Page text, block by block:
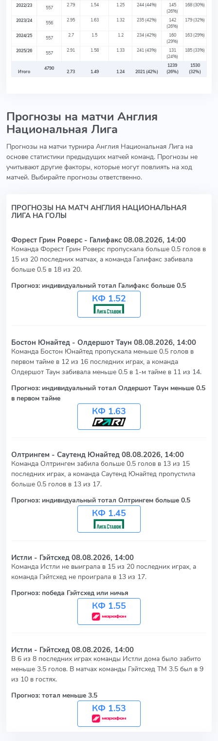
2022/23 557 2.79 1.54 1.25 244 (44%)
145
(26%)
168 (30%)
2023/24 556 2.95 1.63 1.32 235 (42%)
142
(26%)
179 (32%)
2024/25 557 2.7 1.5 1.2 234 (42%)
160
(29%)
163 (29%)
2025/26 557 2.91 1.58 1.33 241 (43%)
131
(24%)
185 (33%)
Итого
4790
2.73 1.49 1.24 2021 (42%)
1239
(26%)
1530
(32%)
Прогнозы на матчи Англия
Национальная Лига
Прогнозы на матчи турнира Англия Национальная Лига на
основе статистики предыдущих матчей команд. Прогнозы не
учитывают другие факторы, которые могут повлиять на ход
матчей. Выбирайте прогнозы ответственно.
ПРОГНОЗЫ НА МАТЧ АНГЛИЯ НАЦИОНАЛЬНАЯ
ЛИГА НА ГОЛЫ
Форест Грин Роверс - Галифакс 08.08.2026, 14:00
Команда Форест Грин Роверс пропускала больше 0.5 голов в
15 из 20 последних матчах, а команда Галифакс забивала
больше 0.5 в 18 из 20.
Прогноз: индивидуальный тотал Галифакс больше 0.5
КФ 1.52
Бостон Юнайтед - Олдершот Таун 08.08.2026, 14:00
Команда Бостон Юнайтед пропускала меньше 0.5 голов в
первом тайме в 12 из 16 последних играх, а команда
Олдершот Таун забивала меньше 0.5 в 1-м тайме в 11 из 14.
Прогноз: индивидуальный тотал Олдершот Таун меньше 0.5
в первом тайме
КФ 1.63
Олтрингем - Саутенд Юнайтед 08.08.2026, 14:00
Команда Олтрингем забила больше 0.5 голов в 13 из 15
последних играх, а команда Саутенд Юнайтед пропустила
больше 0.5 голов в 13 из 17.
Прогноз: индивидуальный тотал Олтрингем больше 0.5
КФ 1.45
Истли - Гэйтсхед 08.08.2026, 14:00
Команда Истли не выиграла в 15 из 20 последних играх, а
команда Гэйтсхед не проиграла в 13 из 17.
Прогноз: победа Гэйтсхед или ничья
КФ 1.55
Истли - Гэйтсхед 08.08.2026, 14:00
В 6 из 8 последних играх команды Истли дома было забито
меньше 3.5 голов. В матчах команды Гэйтсхед ТМ 3.5 был в 9
из 10 в гостях.
Прогноз: тотал меньше 3.5
КФ 1.53